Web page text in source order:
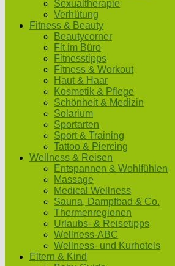
Sexualtherapie
Verhütung
Fitness & Beauty
Beautycorner
Fit im Büro
Fitnesstipps
Fitness & Workout
Haut & Haar
Kosmetik & Pflege
Schönheit & Medizin
Solarium
Sportarten
Sport & Training
Tattoo & Piercing
Wellness & Reisen
Entspannen & Wohlfühlen
Massage
Medical Wellness
Sauna, Dampfbad & Co.
Thermenregionen
Urlaubs- & Reisetipps
Wellness-ABC
Wellness- und Kurhotels
Eltern & Kind